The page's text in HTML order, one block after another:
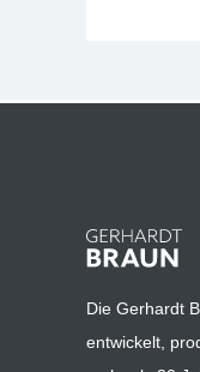
Die Gerhardt
entwickelt,